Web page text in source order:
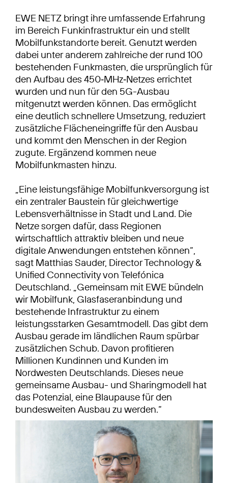
EWE NETZ bringt ihre umfassende Erfahrung
im Bereich Funkinfrastruktur ein und stellt
Mobilfunkstandorte bereit. Genutzt werden
dabei unter anderem zahlreiche der rund 100
bestehenden Funkmasten, die ursprünglich für
den Aufbau des 450‑MHz‑Netzes errichtet
wurden und nun für den 5G-Ausbau
mitgenutzt werden können. Das ermöglicht
eine deutlich schnellere Umsetzung, reduziert
zusätzliche Flächeneingriffe für den Ausbau
und kommt den Menschen in der Region
zugute. Ergänzend kommen neue
Mobilfunkmasten hinzu.
„Eine leistungsfähige Mobilfunkversorgung ist
ein zentraler Baustein für gleichwertige
Lebensverhältnisse in Stadt und Land. Die
Netze sorgen dafür, dass Regionen
wirtschaftlich attraktiv bleiben und neue
digitale Anwendungen entstehen können“,
sagt Matthias Sauder, Director Technology &
Unified Connectivity von Telefónica
Deutschland. „Gemeinsam mit EWE bündeln
wir Mobilfunk, Glasfaseranbindung und
bestehende Infrastruktur zu einem
leistungsstarken Gesamtmodell. Das gibt dem
Ausbau gerade im ländlichen Raum spürbar
zusätzlichen Schub. Davon profitieren
Millionen Kundinnen und Kunden im
Nordwesten Deutschlands. Dieses neue
gemeinsame Ausbau- und Sharingmodell hat
das Potenzial, eine Blaupause für den
bundesweiten Ausbau zu werden.“